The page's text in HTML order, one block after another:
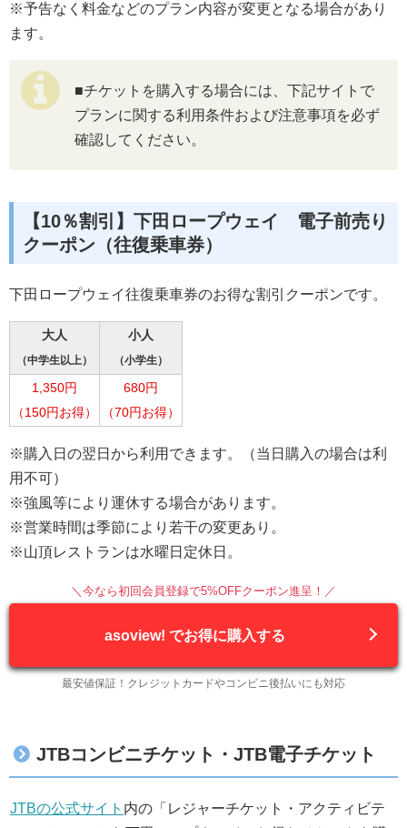
※予告なく料金などのプラン内容が変更となる場合があり
ます。
■チケットを購入する場合には、下記サイトで
プランに関する利用条件および注意事項を必ず
確認してください。
【10％割引】下田ロープウェイ 電子前売り
クーポン（往復乗車券）
下田ロープウェイ往復乗車券のお得な割引クーポンです。
大人
（中学生以上）
小人
（小学生）
1,350円
（150円お得）
680円
（70円お得）
※購入日の翌日から利用できます。（当日購入の場合は利
用不可）
※強風等により運休する場合があります。
※営業時間は季節により若干の変更あり。
※山頂レストランは水曜日定休日。
＼今なら初回会員登録で5%OFFクーポン進呈！／
asoview! でお得に購入する
最安値保証！クレジットカードやコンビニ後払いにも対応
JTBコンビニチケット・JTB電子チケット
JTBの公式サイト 内の「レジャーチケット・アクティビテ